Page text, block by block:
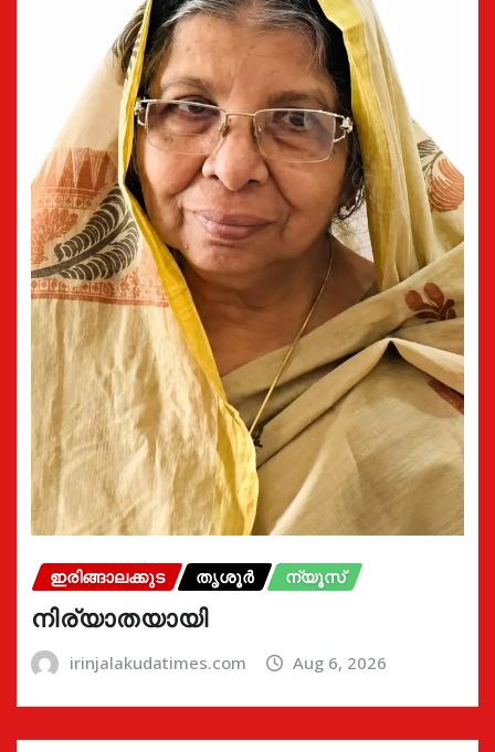
ഇരിങ്ങാലക്കുട തൃശൂർ ന്യൂസ്
നിര്യാതയായി
irinjalakudatimes.com Aug 6, 2026